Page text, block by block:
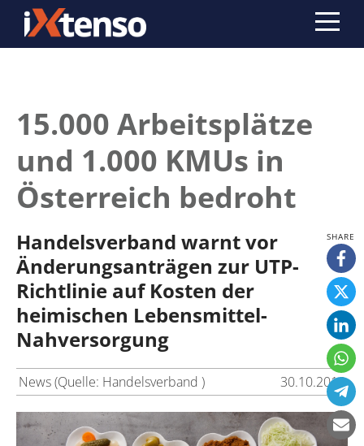
15.000 Arbeitsplätze
und 1.000 KMUs in
Österreich bedroht
Handelsverband warnt vor
Änderungsanträgen zur UTP-
Richtlinie auf Kosten der
heimischen Lebensmittel-
Nahversorgung
News (Quelle: Handelsverband ) 30.10.2018